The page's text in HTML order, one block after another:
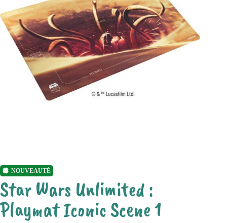
NOUVEAUTÉ
Star Wars Unlimited :
Playmat Iconic Scene 1